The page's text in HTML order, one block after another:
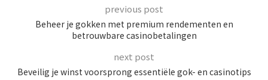
previous post
Beheer je gokken met premium rendementen en
betrouwbare casinobetalingen
next post
Beveilig je winst voorsprong essentiële gok- en casinotips